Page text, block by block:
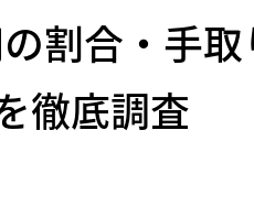
割合・手
徹底調査